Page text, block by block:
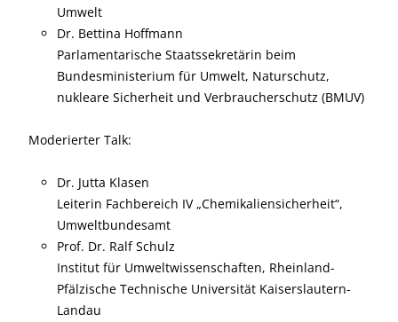
Umwelt
Dr. Bettina Hoffmann
Parlamentarische Staatssekretärin beim
Bundesministerium für Umwelt, Naturschutz,
nukleare Sicherheit und Verbraucherschutz (BMUV)
Moderierter Talk:
Dr. Jutta Klasen
Leiterin Fachbereich IV „Chemikaliensicherheit“,
Umweltbundesamt
Prof. Dr. Ralf Schulz
Institut für Umweltwissenschaften, Rheinland-
Pfälzische Technische Universität Kaiserslautern-
Landau